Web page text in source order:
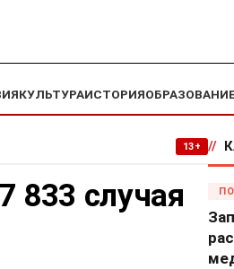
КУЛЬТУРАИСТОРИЯ
13+
833 случая
//